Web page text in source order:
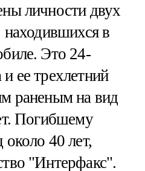
личности двух
находившихся в
Это 24-
ее трехлетний
раненым на вид
Погибшему
40 лет,
"Интерфакс".